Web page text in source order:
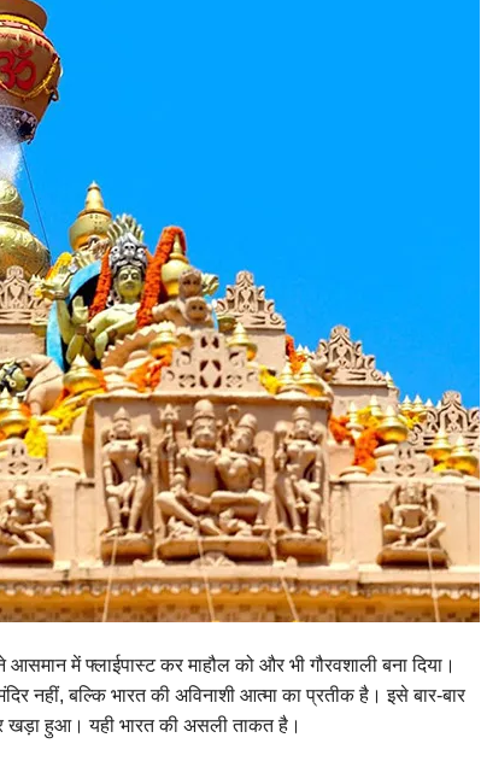
आसमान में फ्लाईपास्ट कर माहौल को और भी गौरवशाली बना दिया।
नहीं, बल्कि भारत की अविनाशी आत्मा का प्रतीक है। इसे बार-बार
खड़ा हुआ। यही भारत की असली ताकत है।